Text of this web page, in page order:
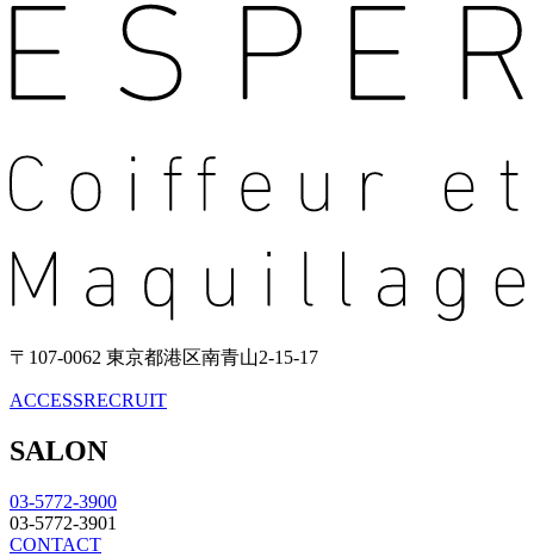
〒107-0062 東京都港区南青山2-15-17
ACCESSRECRUIT
SALON
03-5772-3900
03-5772-3901
CONTACT